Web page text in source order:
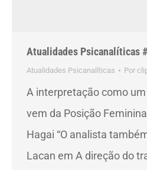
Atualidades Psicanalíticas
Atualidades Psicanalíticas Por
A interpretação como
vem da Posição
Hagai “O analista
Lacan em A direção do